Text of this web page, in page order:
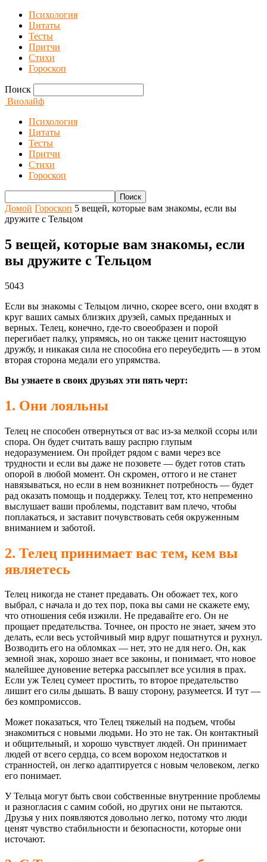
Психология
Цитаты
Тесты
Притчи
Стихи
Гороскоп
Поиск
Виолайф
Психология
Цитаты
Тесты
Притчи
Стихи
Гороскоп
Домой Гороскоп 5 вещей, которые вам знакомы, если вы
дружите с Тельцом
5 вещей, которые вам знакомы, если
вы дружите с Тельцом
5043
Если вы знакомы с Тельцом лично, скорее всего, они входят в
круг ваших самых близких друзей, самых преданных и
верных. Телец, конечно, где-то своеобразен и порой
перегибает палку, упрямясь, но он также ценит настоящую
дружбу, и никакая сила не способна его переубедить — в этом
вторая сторона медали его упрямства.
Вы узнаете в своих друзьях эти пять черт:
1. Они лояльны
Телец не способен отвернуться от вас из-за мелкой ссоры или
спора. Он будет считать вашу распрю глупым
недоразумением. Он пройдет рядом с вами через все
трудности и если вы даже не позовете — будет готов стать
опорой в любой момент. Он скромен, оттого и не станет
навязываться, но если в нем возникнет потребность — будет
рад оказать помощь и поддержку. Телец тот, кто непременно
выслушает ваши проблемы, подставит вам плечо, чтобы
поплакаться, и заставит почувствовать себя окруженным
вниманием и заботой.
2. Телец принимает вас тем, кем вы
являетесь
Телец никогда не станет предавать. Он обожает тех, кого
выбрал, с начала и до тех пор, пока вы сами не скажете ему,
что отношения себя изжили. Не предавайте его. Он не
прощает предательства. Точнее, он просто не знает, зачем это
делать, если весь устойчивый мир вдруг пошатнутся и рухнул.
Возводить его на обломках — нет, это не для него. Он, как
земной знак, хорошо знает все законы, и понимает, что новое
малейшее дуновение ветерка рассыплет все усилия в прах.
Если уж Телец сумеет простить, то второе предательство
лишит его силы дышать. В вашу сторону, разумеется. И тут —
без компромиссов.
Может показаться, что Телец тяжелый на подъем, чтобы
знакомиться с новыми людьми. Но это не так. Он контактный
и общительный, и хорошо чувствует людей. Он принимает
людей от всего сердца, со всем ворохом недостатков и
странностей, он легко адаптируется с новым человеком, легко
его понимает.
У Тельца могут быть свои собственные внутренние проблемы
и разногласия с самим собой, но других они не пытаются.
Друзья у них появляются довольно легко, потому что люди
ценят чувство стабильности и безопасности, которые они
источают.